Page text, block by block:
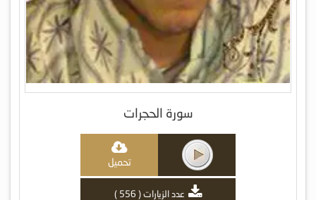
سورة الحجرات
تحميل
عدد الزيارات ( 556 )